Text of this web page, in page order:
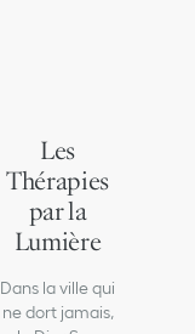
Les
Thérapies
par la
Lumière
Dans la ville qui
ne dort jamais,